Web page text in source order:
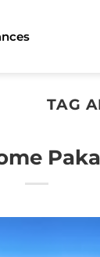
TAG